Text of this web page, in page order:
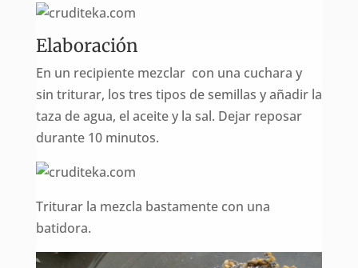
Elaboración
En un recipiente mezclar con una cuchara y
sin triturar, los tres tipos de semillas y añadir la
taza de agua, el aceite y la sal. Dejar reposar
durante 10 minutos.
Triturar la mezcla bastamente con una
batidora.